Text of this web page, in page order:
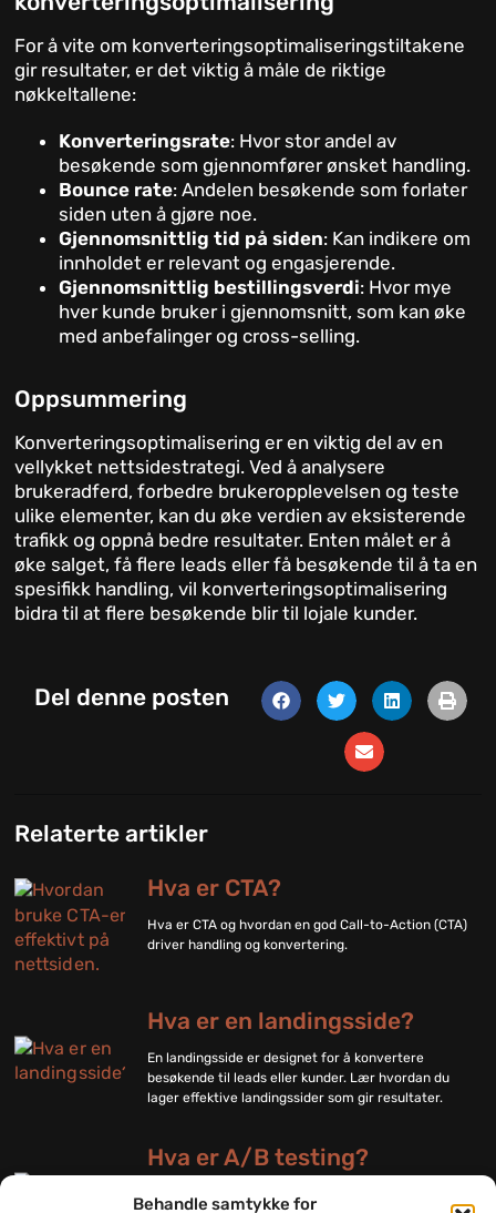
Behandle samtykke for
For å vite om konverteringsoptimaliseringstiltakene
gir resultater, er det viktig å måle de riktige
nøkkeltallene:
Konverteringsrate: Hvor stor andel av
besøkende som gjennomfører ønsket handling.
Bounce rate: Andelen besøkende som forlater
siden uten å gjøre noe.
Gjennomsnittlig tid på siden: Kan indikere om
innholdet er relevant og engasjerende.
Gjennomsnittlig bestillingsverdi: Hvor mye
hver kunde bruker i gjennomsnitt, som kan øke
med anbefalinger og cross-selling.
Oppsummering
Konverteringsoptimalisering er en viktig del av en
vellykket nettsidestrategi. Ved å analysere
brukeradferd, forbedre brukeropplevelsen og teste
ulike elementer, kan du øke verdien av eksisterende
trafikk og oppnå bedre resultater. Enten målet er å
øke salget, få flere leads eller få besøkende til å ta en
spesifikk handling, vil konverteringsoptimalisering
bidra til at flere besøkende blir til lojale kunder.
Del denne posten
Relaterte artikler
Hva er CTA?
Hva er CTA og hvordan en god Call-to-Action (CTA)
driver handling og konvertering.
Hva er en landingsside?
En landingsside er designet for å konvertere
besøkende til leads eller kunder. Lær hvordan du
lager effektive landingssider som gir resultater.
Hva er A/B testing?
A/B testing, også kjent som delt testing, er en